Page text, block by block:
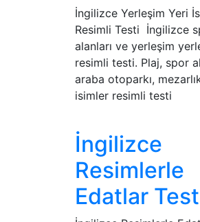
İngilizce Yerleşim Yeri
Resimli Testi İngilizce
alanları ve yerleşim
resimli testi. Plaj, spor
araba otoparkı,
isimler resimli testi
İngilizce
Resimlerle
Edatlar